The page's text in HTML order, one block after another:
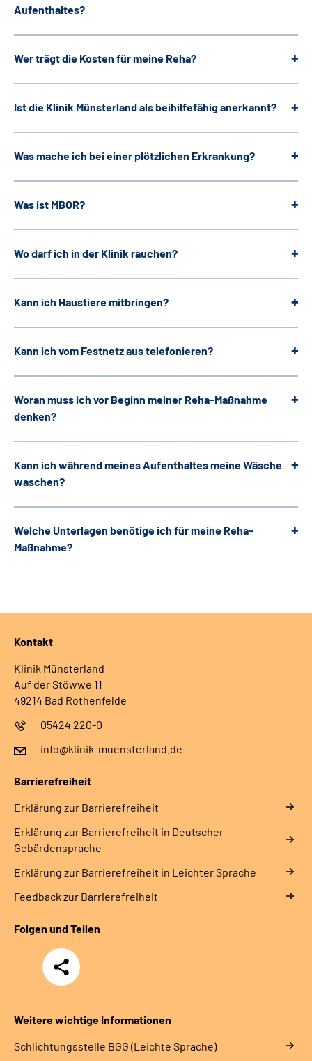
Aufenthaltes?
Wer trägt die Kosten für meine Reha?
Ist die Klinik Münsterland als beihilfefähig anerkannt?
Was mache ich bei einer plötzlichen Erkrankung?
Was ist MBOR?
Wo darf ich in der Klinik rauchen?
Kann ich Haustiere mitbringen?
Kann ich vom Festnetz aus telefonieren?
Woran muss ich vor Beginn meiner Reha-Maßnahme
denken?
Kann ich während meines Aufenthaltes meine Wäsche
waschen?
Welche Unterlagen benötige ich für meine Reha-
Maßnahme?
Kontakt
Klinik Münsterland
Auf der Stöwwe 11
49214 Bad Rothenfelde
05424 220-0
info@klinik-muensterland.de
Barrierefreiheit
Erklärung zur Barrierefreiheit
Erklärung zur Barrierefreiheit in Deutscher
Gebärdensprache
Erklärung zur Barrierefreiheit in Leichter Sprache
Feedback zur Barrierefreiheit
Folgen und Teilen
Teilen
Weitere wichtige Informationen
Schlich­tungs­stel­le BGG (Leichte Sprache)